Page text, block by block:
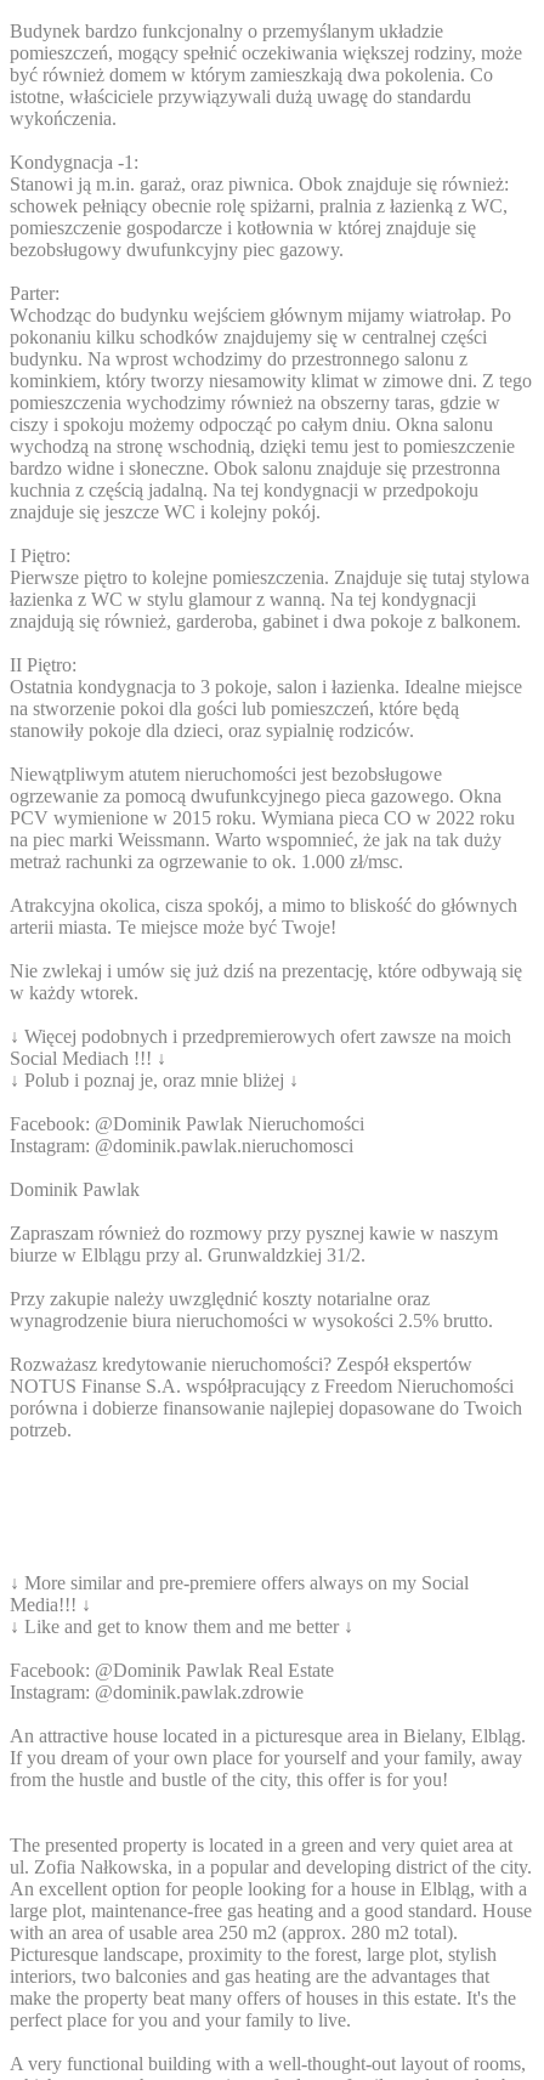
Budynek bardzo funkcjonalny o przemyślanym układzie
pomieszczeń, mogący spełnić oczekiwania większej rodziny, może
być również domem w którym zamieszkają dwa pokolenia. Co
istotne, właściciele przywiązywali dużą uwagę do standardu
wykończenia.
Kondygnacja -1:
Stanowi ją m.in. garaż, oraz piwnica. Obok znajduje się również:
schowek pełniący obecnie rolę spiżarni, pralnia z łazienką z WC,
pomieszczenie gospodarcze i kotłownia w której znajduje się
bezobsługowy dwufunkcyjny piec gazowy.
Parter:
Wchodząc do budynku wejściem głównym mijamy wiatrołap. Po
pokonaniu kilku schodków znajdujemy się w centralnej części
budynku. Na wprost wchodzimy do przestronnego salonu z
kominkiem, który tworzy niesamowity klimat w zimowe dni. Z tego
pomieszczenia wychodzimy również na obszerny taras, gdzie w
ciszy i spokoju możemy odpocząć po całym dniu. Okna salonu
wychodzą na stronę wschodnią, dzięki temu jest to pomieszczenie
bardzo widne i słoneczne. Obok salonu znajduje się przestronna
kuchnia z częścią jadalną. Na tej kondygnacji w przedpokoju
znajduje się jeszcze WC i kolejny pokój.
I Piętro:
Pierwsze piętro to kolejne pomieszczenia. Znajduje się tutaj stylowa
łazienka z WC w stylu glamour z wanną. Na tej kondygnacji
znajdują się również, garderoba, gabinet i dwa pokoje z balkonem.
II Piętro:
Ostatnia kondygnacja to 3 pokoje, salon i łazienka. Idealne miejsce
na stworzenie pokoi dla gości lub pomieszczeń, które będą
stanowiły pokoje dla dzieci, oraz sypialnię rodziców.
Niewątpliwym atutem nieruchomości jest bezobsługowe
ogrzewanie za pomocą dwufunkcyjnego pieca gazowego. Okna
PCV wymienione w 2015 roku. Wymiana pieca CO w 2022 roku
na piec marki Weissmann. Warto wspomnieć, że jak na tak duży
metraż rachunki za ogrzewanie to ok. 1.000 zł/msc.
Atrakcyjna okolica, cisza spokój, a mimo to bliskość do głównych
arterii miasta. Te miejsce może być Twoje!
Nie zwlekaj i umów się już dziś na prezentację, które odbywają się
w każdy wtorek.
↓ Więcej podobnych i przedpremierowych ofert zawsze na moich
Social Mediach !!! ↓
↓ Polub i poznaj je, oraz mnie bliżej ↓
Facebook: @Dominik Pawlak Nieruchomości
Instagram: @dominik.pawlak.nieruchomosci
Dominik Pawlak
Zapraszam również do rozmowy przy pysznej kawie w naszym
biurze w Elblągu przy al. Grunwaldzkiej 31/2.
Przy zakupie należy uwzględnić koszty notarialne oraz
wynagrodzenie biura nieruchomości w wysokości 2.5% brutto.
Rozważasz kredytowanie nieruchomości? Zespół ekspertów
NOTUS Finanse S.A. współpracujący z Freedom Nieruchomości
porówna i dobierze finansowanie najlepiej dopasowane do Twoich
potrzeb.
↓ More similar and pre-premiere offers always on my Social
Media!!! ↓
↓ Like and get to know them and me better ↓
Facebook: @Dominik Pawlak Real Estate
Instagram: @dominik.pawlak.zdrowie
An attractive house located in a picturesque area in Bielany, Elbląg.
If you dream of your own place for yourself and your family, away
from the hustle and bustle of the city, this offer is for you!
The presented property is located in a green and very quiet area at
ul. Zofia Nałkowska, in a popular and developing district of the city.
An excellent option for people looking for a house in Elbląg, with a
large plot, maintenance-free gas heating and a good standard. House
with an area of usable area 250 m2 (approx. 280 m2 total).
Picturesque landscape, proximity to the forest, large plot, stylish
interiors, two balconies and gas heating are the advantages that
make the property beat many offers of houses in this estate. It's the
perfect place for you and your family to live.
A very functional building with a well-thought-out layout of rooms,